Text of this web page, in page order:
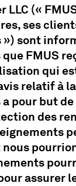
(«
ses
sont
FMUS
qui
relatif à
pour but
des
assurer